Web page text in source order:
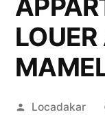
Publié
Locadakar